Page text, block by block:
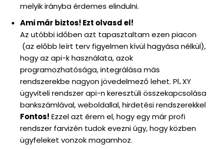
melyik irányba érdemes elindulni.
Ami már biztos! Ezt olvasd el!
Az utóbbi időben azt tapasztaltam ezen piacon
(az előbb leírt terv figyelmen kívül hagyása nélkül),
hogy az api-k használata, azok
programozhatósága, integrálása más
rendszerekbe nagyon jövedelmező lehet. Pl.XY
ügyviteli rendszer api-n keresztüli összekapcsolása
bankszámlával, weboldallal, hirdetési rendszerekkel
Fontos! Ezzel azt érem el, hogy egy már profi
rendszer farvizén tudok evezni úgy, hogy közben
ügyfeleket vonzok magamhoz.